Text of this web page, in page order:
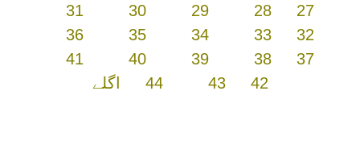
27
28
29
30
31
32
33
34
35
36
37
38
39
40
41
42
43
44 اگلے